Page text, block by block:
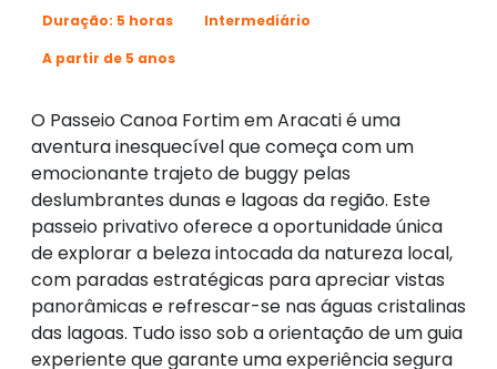
Duração: 5 horas
Intermediário
A partir de 5 anos
O Passeio Canoa Fortim em Aracati é uma
aventura inesquecível que começa com um
emocionante trajeto de buggy pelas
deslumbrantes dunas e lagoas da região. Este
passeio privativo oferece a oportunidade única
de explorar a beleza intocada da natureza local,
com paradas estratégicas para apreciar vistas
panorâmicas e refrescar-se nas águas cristalinas
das lagoas. Tudo isso sob a orientação de um guia
experiente que garante uma experiência segura